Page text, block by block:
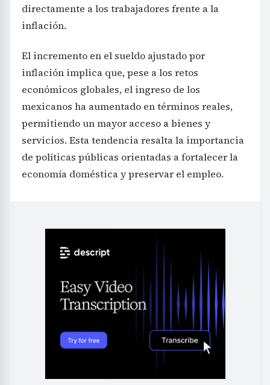
directamente a los trabajadores frente a la
inflación.
El incremento en el sueldo ajustado por
inflación implica que, pese a los retos
económicos globales, el ingreso de los
mexicanos ha aumentado en términos reales,
permitiendo un mayor acceso a bienes y
servicios. Esta tendencia resalta la importancia
de políticas públicas orientadas a fortalecer la
economía doméstica y preservar el empleo.